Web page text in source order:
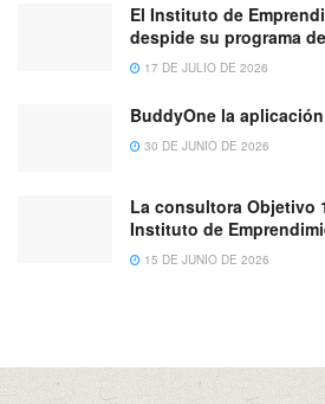
El Instituto de
despide su programa
17 DE JULIO DE 2026
BuddyOne la
30 DE JUNIO DE 2026
La consultora Objetivo
Instituto de
15 DE JUNIO DE 2026